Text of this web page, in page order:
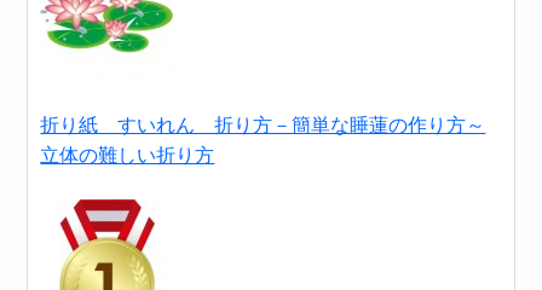
折り紙 すいれん 折り方－簡単な睡蓮の作り方～
立体の難しい折り方